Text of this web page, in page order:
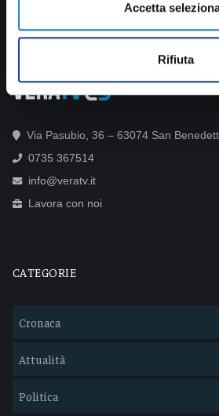
Accetta
Rifiuta
Via Pasubio, 36 – 63074 San
0735 367514
info@veratv.it
Lavora con noi
CATEGORIE
Cronaca
Attualità
Politica